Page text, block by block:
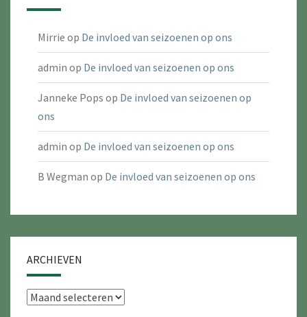
Mirrie op De invloed van seizoenen op ons
admin op De invloed van seizoenen op ons
Janneke Pops op De invloed van seizoenen op
ons
admin op De invloed van seizoenen op ons
B Wegman op De invloed van seizoenen op ons
ARCHIEVEN
Archieven